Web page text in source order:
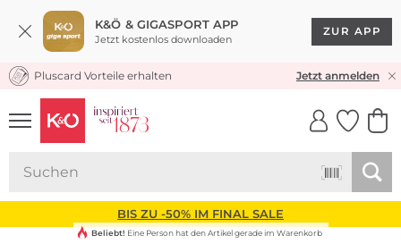
K&Ö & GIGASPORT APP
Jetzt kostenlos downloaden
ZUR APP
KOSTENLOSER VERSAND* & RÜCKVERSAND
Pluscard Vorteile erhalten Jetzt anmelden
UNSERE APP
CLICK &
BIS ZU -50% IM FINAL SALE
Beliebt! Eine Person hat den Artikel gerade im Warenkorb